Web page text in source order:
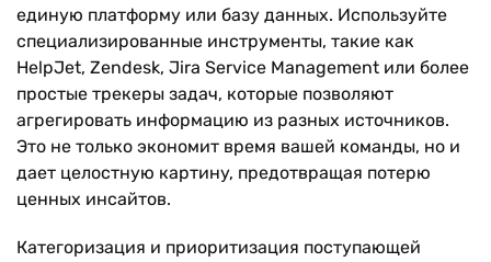
единую платформу или базу данных. Используйте
специализированные инструменты, такие как
HelpJet, Zendesk, Jira Service Management или более
простые трекеры задач, которые позволяют
агрегировать информацию из разных источников.
Это не только экономит время вашей команды, но и
дает целостную картину, предотвращая потерю
ценных инсайтов.
Категоризация и приоритизация поступающей